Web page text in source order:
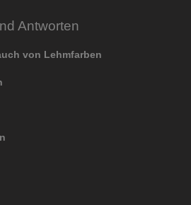
Antworten
von Lehmfarben